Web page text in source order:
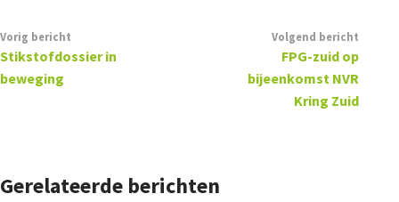
Vorig bericht
Stikstofdossier in
beweging
Volgend bericht
FPG-zuid op
bijeenkomst NVR
Kring Zuid
Gerelateerde berichten